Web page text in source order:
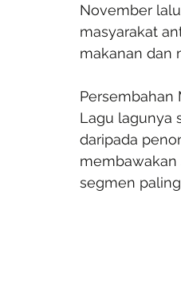
November
masyarakat
makanan dan
Persembahan
Lagu lagunya
daripada
membawakan
segmen